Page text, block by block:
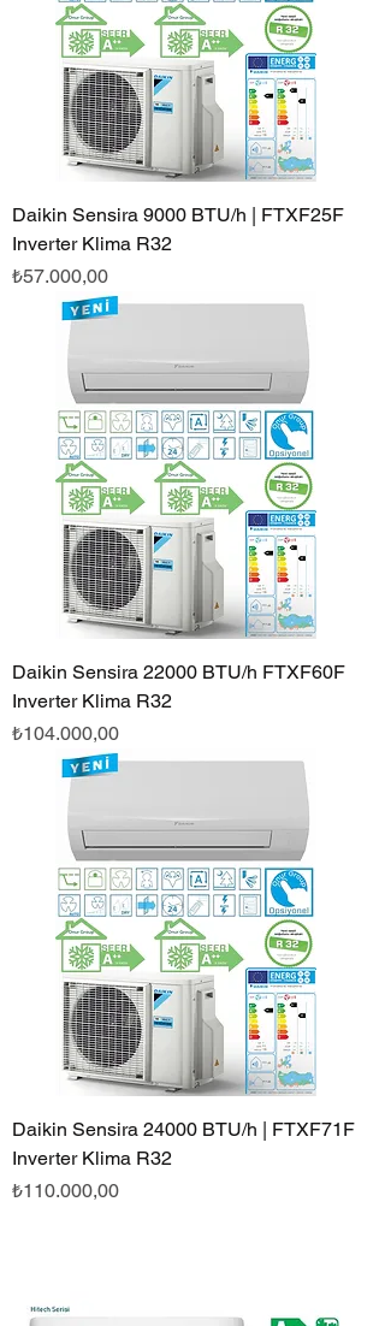
Daikin Sensira 9000 BTU/h | FTXF25F
Inverter Klima R32
Fiyat
₺57.000,00
Daikin Sensira 22000 BTU/h FTXF60F
Inverter Klima R32
Fiyat
₺104.000,00
Daikin Sensira 24000 BTU/h | FTXF71F
Inverter Klima R32
Fiyat
₺110.000,00